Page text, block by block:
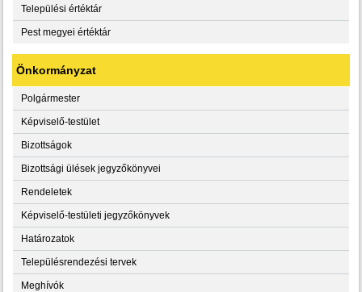
Települési értéktár
Pest megyei értéktár
Önkormányzat
Polgármester
Képviselő-testület
Bizottságok
Bizottsági ülések jegyzőkönyvei
Rendeletek
Képviselő-testületi jegyzőkönyvek
Határozatok
Településrendezési tervek
Meghívók